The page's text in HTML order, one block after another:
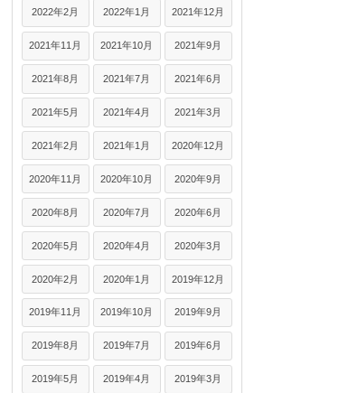
2022年2月 2022年1月 2021年12月
2021年11月 2021年10月 2021年9月
2021年8月 2021年7月 2021年6月
2021年5月 2021年4月 2021年3月
2021年2月 2021年1月 2020年12月
2020年11月 2020年10月 2020年9月
2020年8月 2020年7月 2020年6月
2020年5月 2020年4月 2020年3月
2020年2月 2020年1月 2019年12月
2019年11月 2019年10月 2019年9月
2019年8月 2019年7月 2019年6月
2019年5月 2019年4月 2019年3月